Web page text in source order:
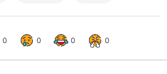
0 0 0 0